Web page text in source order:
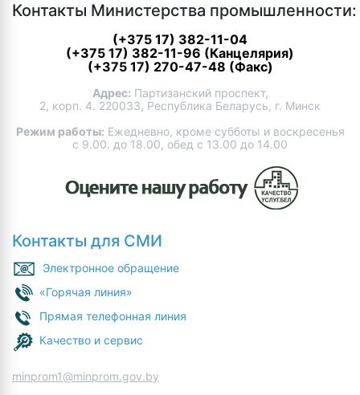
Контакты Министерства промышленности:
(+375 17) 382-11-04
(+375 17) 382-11-96 (Канцелярия)
(+375 17) 270-47-48 (Факс)
Адрес: Партизанский проспект,
2, корп. 4. 220033, Республика Беларусь, г. Минск
Режим работы: Ежедневно, кроме субботы и воскресенья
с 9.00. до 18.00, обед с 13.00 до 14.00
Контакты для СМИ
Электронное обращение
«Горячая линия»
Прямая телефонная линия
Качество и сервис
minprom1@minprom.gov.by